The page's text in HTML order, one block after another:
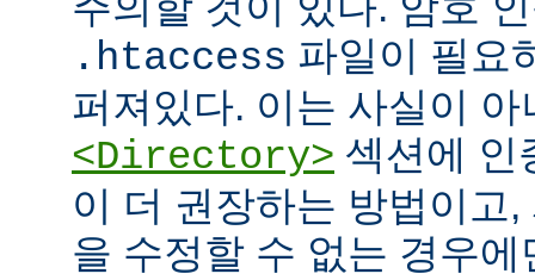
.htaccess 파일이 필요
퍼져있다. 이는 사실이
<Directory> 섹션에 인
이 더 권장하는 방법이고
을 수정할 수 없는 경우